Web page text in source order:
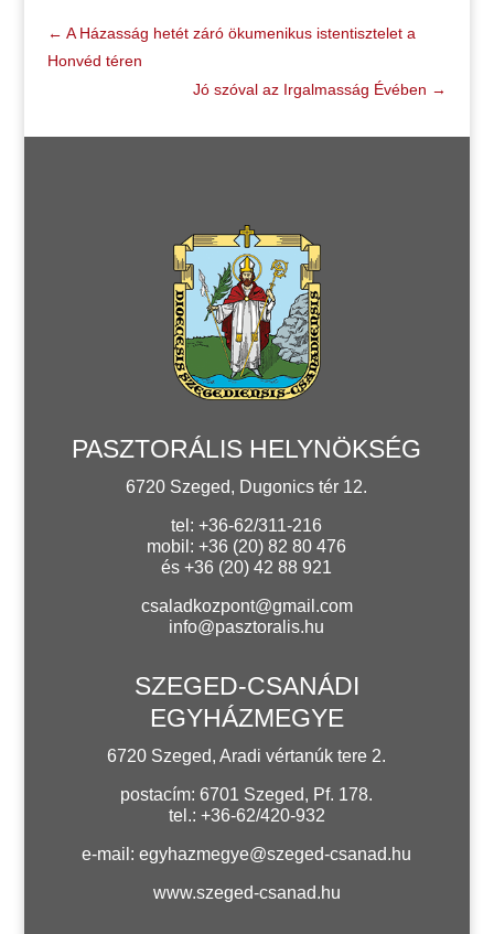
← A Házasság hetét záró ökumenikus istentisztelet a
Honvéd téren
Jó szóval az Irgalmasság Évében →
PASZTORÁLIS HELYNÖKSÉG
6720 Szeged, Dugonics tér 12.
tel: +36-62/311-216
mobil: +36 (20) 82 80 476
és +36 (20) 42 88 921
csaladkozpont@gmail.com
info@pasztoralis.hu
SZEGED-CSANÁDI
EGYHÁZMEGYE
6720 Szeged, Aradi vértanúk tere 2.
postacím: 6701 Szeged, Pf. 178.
tel.: +36-62/420-932
e-mail:egyhazmegye@szeged-csanad.hu
www.szeged-csanad.hu